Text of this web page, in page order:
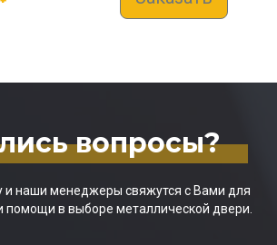
вопросы?
и наши менеджеры свяжутся с Вами для
помощи в выборе металлической двери.